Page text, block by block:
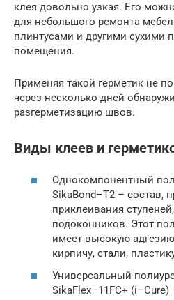
клея довольно узкая. Его
для небольшого ремонта
плинтусами и другими сухими
помещения.
Применяя такой герметик не
через несколько дней
разгерметизацию швов.
Виды клеев и
Однокомпонентный
SikaBond–T2 – состав,
приклеивания
подоконников. Этот
имеет высокую
кирпичу, стали,
Универсальный
SikaFlex–11FC+